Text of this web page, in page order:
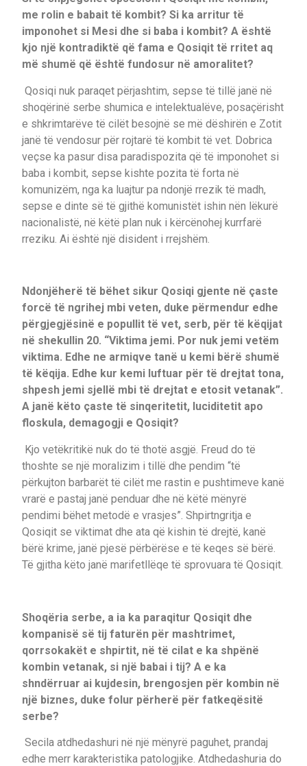
me rolin e babait të kombit? Si ka arritur të
imponohet si Mesi dhe si baba i kombit? A është
kjo një kontradiktë që fama e Qosiqit të rritet aq
më shumë që është fundosur në amoralitet?
Qosiqi nuk paraqet përjashtim, sepse të tillë janë në
shoqërinë serbe shumica e intelektualëve, posaçërisht
e shkrimtarëve të cilët besojnë se më dëshirën e Zotit
janë të vendosur për rojtarë të kombit të vet. Dobrica
veçse ka pasur disa paradispozita që të imponohet si
baba i kombit, sepse kishte pozita të forta në
komunizëm, nga ka luajtur pa ndonjë rrezik të madh,
sepse e dinte së të gjithë komunistët ishin nën lëkurë
nacionalistë, në këtë plan nuk i kërcënohej kurrfarë
rreziku. Ai është një disident i rrejshëm.
Ndonjëherë të bëhet sikur Qosiqi gjente në çaste
forcë të ngrihej mbi veten, duke përmendur edhe
përgjegjësinë e popullit të vet, serb, për të këqijat
në shekullin 20. “Viktima jemi. Por nuk jemi vetëm
viktima. Edhe ne armiqve tanë u kemi bërë shumë
të këqija. Edhe kur kemi luftuar për të drejtat tona,
shpesh jemi sjellë mbi të drejtat e etosit vetanak”.
A janë këto çaste të sinqeritetit, luciditetit apo
floskula, demagogji e Qosiqit?
Kjo vetëkritikë nuk do të thotë asgjë. Freud do të
thoshte se një moralizim i tillë dhe pendim “të
përkujton barbarët të cilët me rastin e pushtimeve kanë
vrarë e pastaj janë penduar dhe në këtë mënyrë
pendimi bëhet metodë e vrasjes”. Shpirtngritja e
Qosiqit se viktimat dhe ata që kishin të drejtë, kanë
bërë krime, janë pjesë përbërëse e të keqes së bërë.
Të gjitha këto janë marifetllëqe të sprovuara të Qosiqit.
Shoqëria serbe, a ia ka paraqitur Qosiqit dhe
kompanisë së tij faturën për mashtrimet,
qorrsokakët e shpirtit, në të cilat e ka shpënë
kombin vetanak, si një babai i tij? A e ka
shndërruar ai kujdesin, brengosjen për kombin në
një biznes, duke folur përherë për fatkeqësitë
serbe?
Secila atdhedashuri në një mënyrë paguhet, prandaj
edhe merr karakteristika patologjike. Atdhedashuria do